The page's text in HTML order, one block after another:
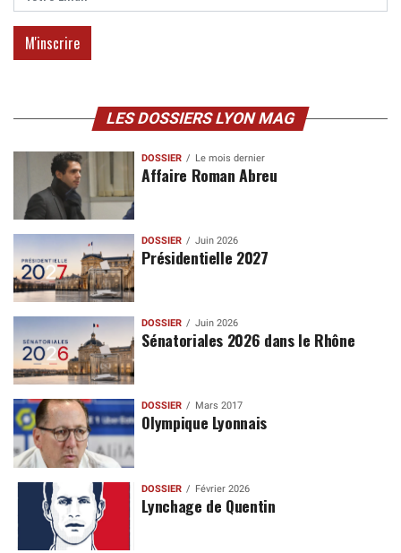
LES DOSSIERS LYON MAG
DOSSIER Le mois dernier
Affaire Roman Abreu
DOSSIER Juin 2026
Présidentielle 2027
DOSSIER Juin 2026
Sénatoriales 2026 dans le Rhône
DOSSIER Mars 2017
Olympique Lyonnais
DOSSIER Février 2026
Lynchage de Quentin